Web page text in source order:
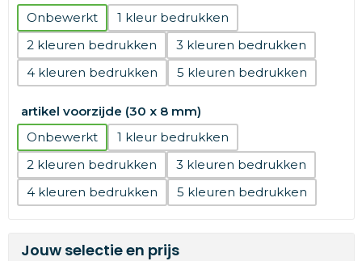
Onbewerkt
1
2
3
4
5
artikel voorzijde (30 x 8 mm)
Onbewerkt
1
2
3
4
5
Jouw selectie en prijs